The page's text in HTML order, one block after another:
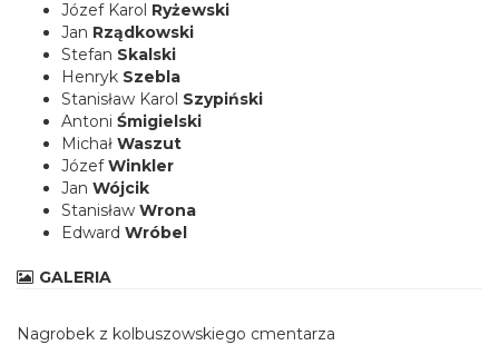
Józef Karol Ryżewski
Jan Rządkowski
Stefan Skalski
Henryk Szebla
Stanisław Karol Szypiński
Antoni Śmigielski
Michał Waszut
JózefWinkler
Jan Wójcik
Stanisław Wrona
Edward Wróbel
GALERIA
Nagrobek z kolbuszowskiego cmentarza